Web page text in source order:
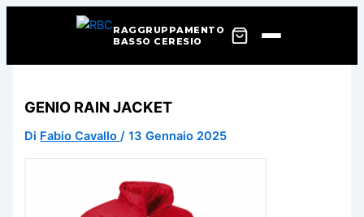
RAGGRUPPAMENTO
BASSO CERESIO
contenuto
GENIO RAIN JACKET
Di Fabio Cavallo/13 Gennaio 2025